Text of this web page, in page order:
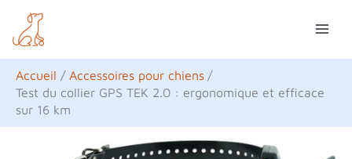
contenu
Accueil
Accessoires pour chiens
Test du collier GPS TEK 2.0 : ergonomique et efficace
sur 16 km
e
c
h
e